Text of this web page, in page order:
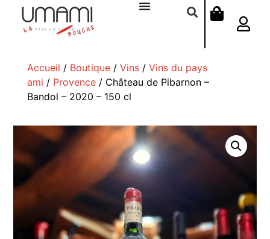
Accueil / Boutique/ Vins/ Vins du pays
ami / Provence/ Château de Pibarnon –
Bandol – 2020 – 150 cl